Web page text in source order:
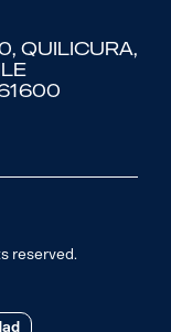
Quilicura,
reserved.